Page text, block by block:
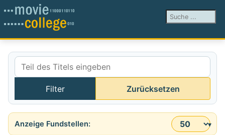
Suchen ...
Teil des Titels eingeben
Filter Zurücksetzen
Anzeige #